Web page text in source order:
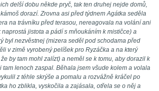
delší dobu někde pryč, tak ten druhej nejde domů,
dorazí. Zrovna asi před týdnem Agátka seděla
na trávníku před terasou, nereagovala na volání ani
jistota a pádí s mňoukáním k mističce) a
byl nezvěstnej (mizera seděl pod schodama před
v zimě vyrobený pelíšek pro Ryzáčka a na který
by tam mohl zalízt) a neměl se k tomu, aby dorazil k
tam lenoch zaspal. Běhala jsem všude kolem a volala
z téhle skrýše a pomalu a rozvážně kráčel po
ho zblikla, vyskočila a zajásala, otřela se o něj a